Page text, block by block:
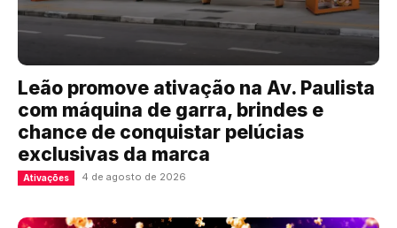
Leão promove ativação na Av. Paulista
com máquina de garra, brindes e
chance de conquistar pelúcias
exclusivas da marca
Ativações 4 de agosto de 2026